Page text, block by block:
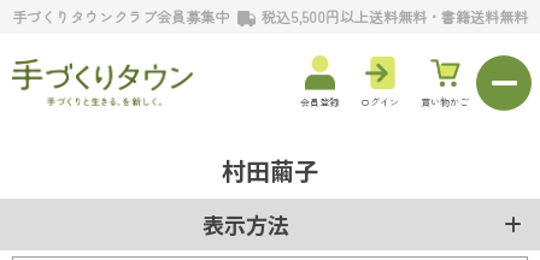
手づくりタウンクラブ会員募集中 税込5,500円以上送料無料・書籍送料無料
会員登録 ログイン 買い物かご
村田繭子
表示方法